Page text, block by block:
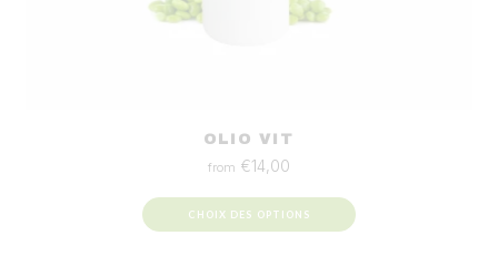
OLIO VIT
from €14,00
CHOIX DES OPTIONS